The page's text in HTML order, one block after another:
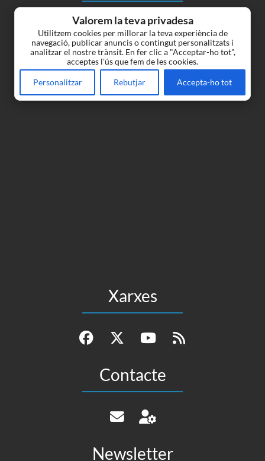
Valorem la teva privadesa
Utilitzem cookies per millorar la teva experiència de
navegació, publicar anuncis o contingut personalitzats i
analitzar el nostre trànsit. En fer clic a "Acceptar-ho tot",
acceptes l'ús que fem de les cookies.
Personalitzar Rebutjar Accepta-ho tot
Tots els dimarts i dijous de 18:00 a 20:00, els dissabtes
de 10 a 13 (Coffee Ham), i l’últim dissabte de cada mes
fem uns “Encants” de material que els socis posen a la
venda.
C/ Leiva 2 D (APSOCECAT) 08014 Barcelona
Xarxes
Contacte
Newsletter